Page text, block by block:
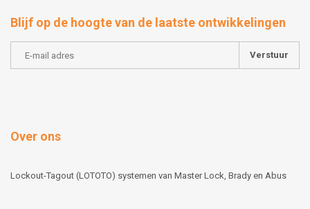
Blijf op de hoogte van de laatste ontwikkelingen
Verstuur
Over ons
Lockout-Tagout (LOTOTO) systemen van Master Lock, Brady en Abus